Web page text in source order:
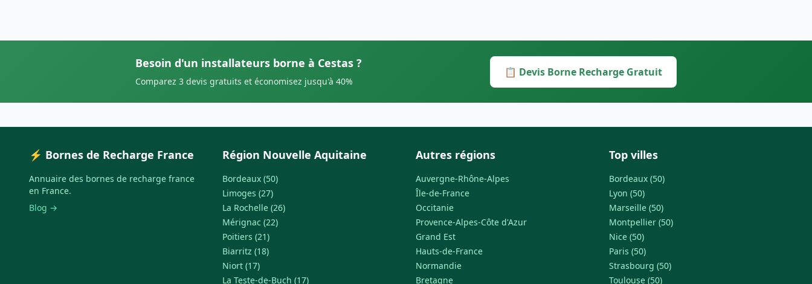
Besoin d'un installateurs borne à Cestas ?
Comparez 3 devis gratuits et économisez jusqu'à 40%
📋 Devis Borne Recharge Gratuit
⚡ Bornes de Recharge France
Annuaire des bornes de recharge france
en France.
Blog →
Région Nouvelle Aquitaine
Bordeaux (50)
Limoges (27)
La Rochelle (26)
Mérignac (22)
Poitiers (21)
Biarritz (18)
Niort (17)
La Teste-de-Buch (17)
Autres régions
Auvergne-Rhône-Alpes
Île-de-France
Occitanie
Provence-Alpes-Côte d'Azur
Grand Est
Hauts-de-France
Normandie
Bretagne
Top villes
Bordeaux (50)
Lyon (50)
Marseille (50)
Montpellier (50)
Nice (50)
Paris (50)
Strasbourg (50)
Toulouse (50)